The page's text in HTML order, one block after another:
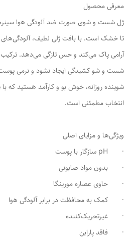
معرفی محصول
ژل شست و شوی صورت ضد آلودگی هوا
تا خشک است. با بافت ژلی لطیف، آلودگی‌های
آرامی پاک می‌کند و حس تازگی می‌دهد.
شست و شو کشیدگی ایجاد نشود و نرمی
شوینده روزانه، خوش بو و کارآمد هستید که
انتخاب مطمئنی است.
ویژگی‌ها و مزایای اصلی
· pH سازگار با پوست
· بدون مواد صابونی
· حاوی عصاره مورینگا
· کمک به محافظت در برابر آلودگی هوا
· غیرتحریک‌کننده
· فاقد پارابن